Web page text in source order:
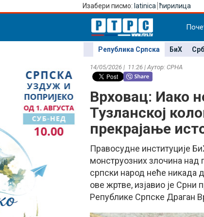
Изабери писмо: latinica ћирилица
Република Српска БиХ
14/05/2026 | 11:26 | Аутор: СРНА
Врховац: Иако
Тузланској
прекрајање
Правосудне институције
монструозних злочина над
српски народ неће никада
ове жртве, изјавио је Срни
Републике Српске Драган